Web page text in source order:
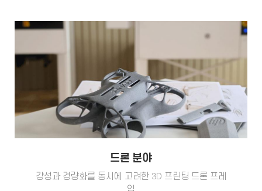
드론 분야
강성과 경량화를 동시에 고려한 3D 프린팅 드론 프레